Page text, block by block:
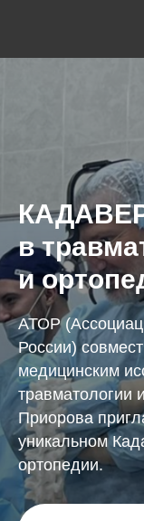
в
и
АТОР
России)
медицинским
травматологии
Приорова
уникальном
ортопедии.